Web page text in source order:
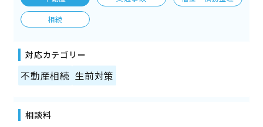
相続
対応カテゴリー
不動産相続 生前対策
相談料